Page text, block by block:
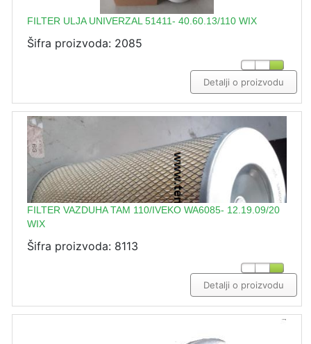
FILTER ULJA UNIVERZAL 51411- 40.60.13/110 WIX
Šifra proizvoda: 2085
Detalji o proizvodu
FILTER VAZDUHA TAM 110/IVEKO WA6085- 12.19.09/20
WIX
Šifra proizvoda: 8113
Detalji o proizvodu